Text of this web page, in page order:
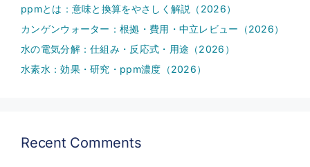
ppmとは：意味と換算をやさしく解説（2026）
カンゲンウォーター：根拠・費用・中立レビュー（2026）
水の電気分解：仕組み・反応式・用途（2026）
水素水：効果・研究・ppm濃度（2026）
Recent Comments